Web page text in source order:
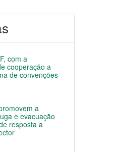
com a
cooperação a
de convenções
a
e evacuação
resposta a